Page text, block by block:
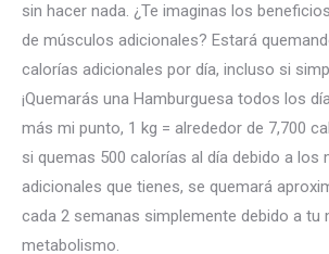
sin hacer nada. ¿Te imaginas los
de músculos adicionales? Estará
calorías adicionales por día, incluso si
¡Quemarás una Hamburguesa todos los
más mi punto, 1 kg = alrededor de 7,700
si quemas 500 calorías al día debido a los
adicionales que tienes, se quemará
cada 2 semanas simplemente debido a tu
metabolismo.